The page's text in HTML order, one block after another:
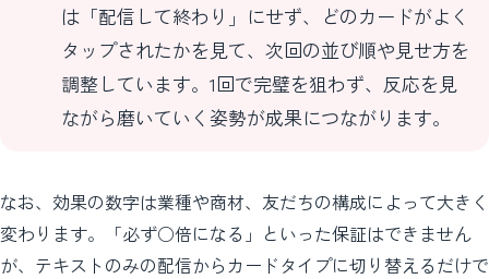
は「配信して終わり」にせず、どのカードがよく
タップされたかを見て、次回の並び順や見せ方を
調整しています。1回で完璧を狙わず、反応を見
ながら磨いていく姿勢が成果につながります。
なお、効果の数字は業種や商材、友だちの構成によって大きく
変わります。「必ず○倍になる」といった保証はできません
が、テキストのみの配信からカードタイプに切り替えるだけで